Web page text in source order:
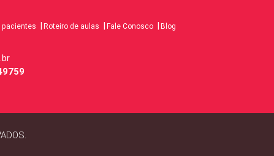
pacientes Roteiro de aulas Fale Conosco Blog